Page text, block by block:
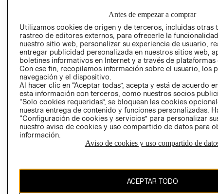
PRIVACIDAD
GIFT CARD
AVISO DE
Perú (S/)
CAMBIAR REGIÓN
Antes de empezar a comprar
Utilizamos cookies de origen y de terceros, incluidas otras
rastreo de editores externos, para ofrecerle la
nuestro sitio web, personalizar su experiencia de usuario,
entregar publicidad personalizada en nuestros sitios web,
boletines informativos en Internet y a través de plataformas
Con ese fin, recopilamos información sobre el usuario, los
navegación y el dispositivo.
Al hacer clic en “Aceptar todas”, acepta y está de acuerdo
esta información con terceros, como nuestros socios
“Solo cookies requeridas”, se bloquean las cookies
nuestra entrega de contenido y funciones personalizadas.
“Configuración de cookies y servicios” para personalizar
nuestro aviso de cookies y uso compartido de datos para
información.
Aviso de cookies y uso compartido de
ACEPTAR TODO